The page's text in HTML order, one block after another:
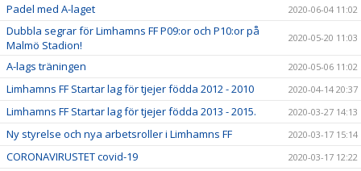
Padel med A-laget 2020-06-04 11:02
Dubbla segrar för Limhamns FF P09:or och P10:or på
Malmö Stadion!
2020-05-20 11:03
A-lags träningen 2020-05-06 11:02
Limhamns FF Startar lag för tjejer födda 2012 - 2010 2020-04-14 20:37
Limhamns FF Startar lag för tjejer födda 2013 - 2015. 2020-03-27 14:13
Ny styrelse och nya arbetsroller i Limhamns FF 2020-03-17 15:14
CORONAVIRUSTET covid-19 2020-03-17 12:22